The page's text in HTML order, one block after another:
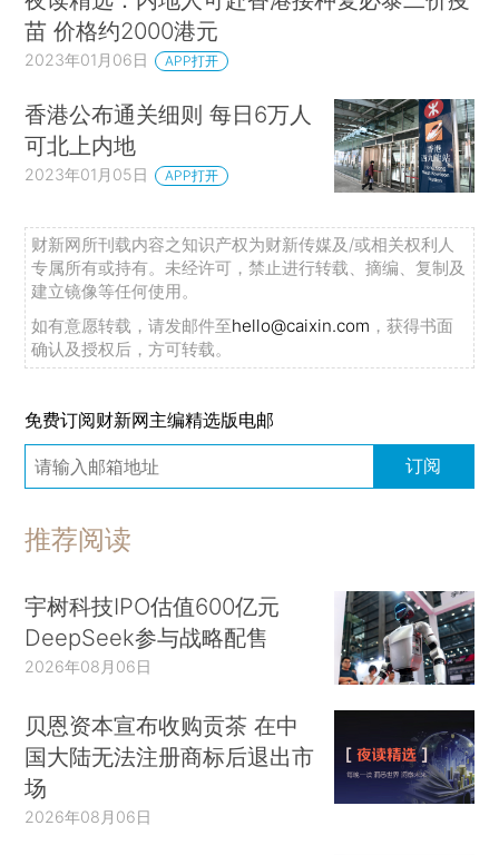
苗 价格约2000港元
2023年01月06日 APP打开
香港公布通关细则 每日6万人
可北上内地
2023年01月05日 APP打开
财新网所刊载内容之知识产权为财新传媒及/或相关权利人
专属所有或持有。未经许可，禁止进行转载、摘编、复制及
建立镜像等任何使用。
如有意愿转载，请发邮件至hello@caixin.com ，获得书面
确认及授权后，方可转载。
免费订阅财新网主编精选版电邮
订阅
推荐阅读
宇树科技IPO估值600亿元
DeepSeek参与战略配售
2026年08月06日
贝恩资本宣布收购贡茶 在中
国大陆无法注册商标后退出市
场
2026年08月06日